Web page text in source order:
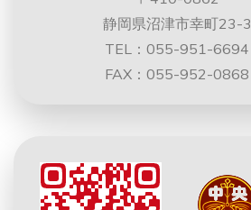
静岡県沼津市幸町23-3
TEL：055-951-6694
FAX：055-952-0868